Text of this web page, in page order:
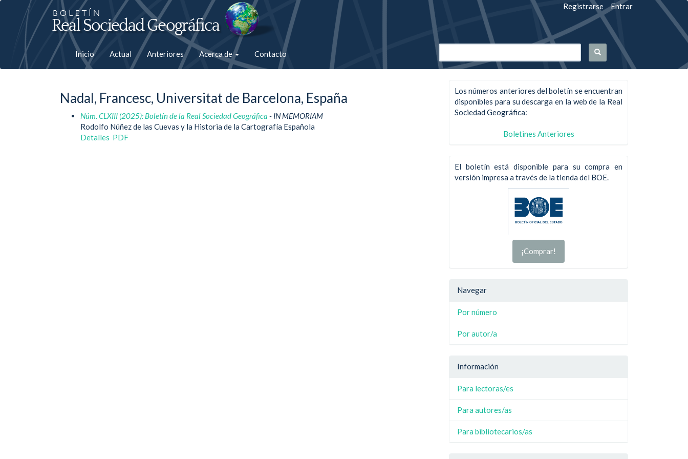
Salto
rápiso
la
Registrarse Entrar
Inicio Actual Anteriores Acerca de Contacto
Nadal, Francesc, Universitat de Barcelona, España
Núm. CLXIII (2025): Boletín de la Real Sociedad Geográfica - IN MEMORIAM
Rodolfo Núñez de las Cuevas y la Historia de la Cartografía Española
Detalles PDF
Los números anteriores del boletín se encuentran
disponibles para su descarga en la web de la Real
Sociedad Geográfica:
Boletines Anteriores
El boletín está disponible para su compra en
versión impresa a través de la tienda del BOE.
¡Comprar!
Navegar
Por número
Por autor/a
Información
Para lectoras/es
Para autores/as
Para bibliotecarios/as